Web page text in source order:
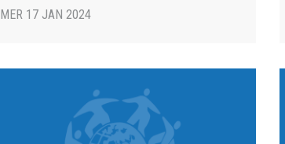
MER 17 JAN 2024